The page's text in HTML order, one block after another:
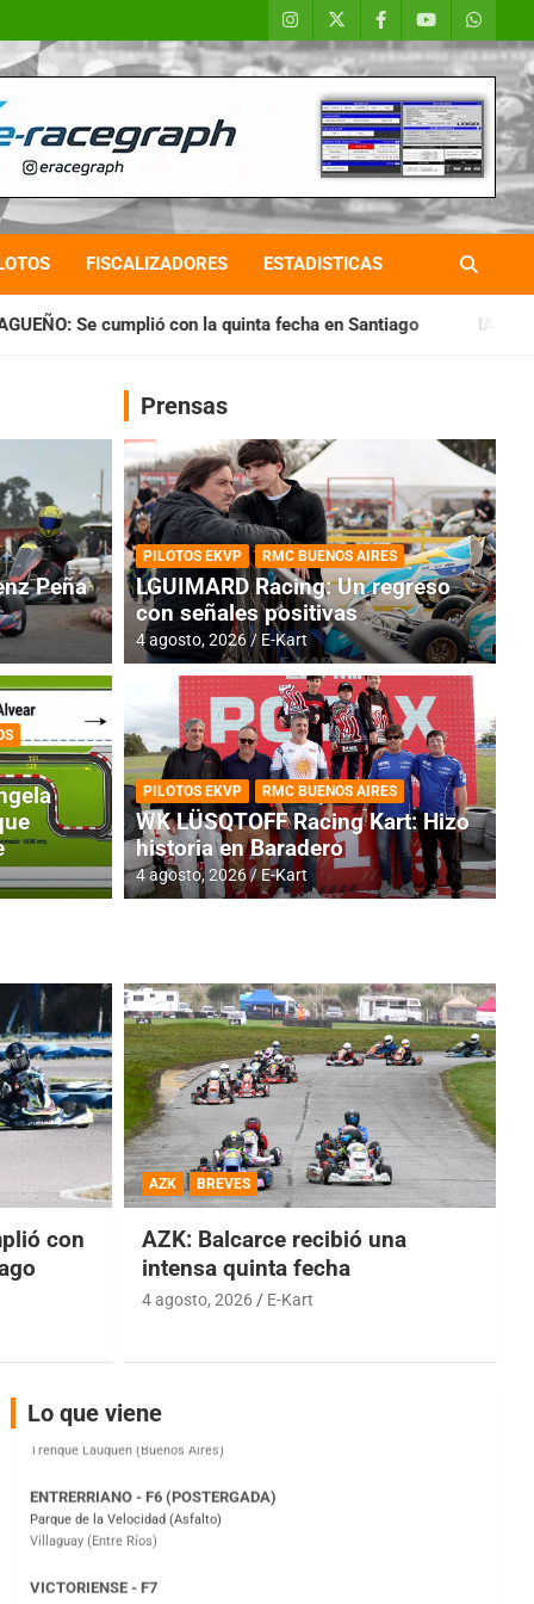
FISCALIZADORES ESTADISTICAS
fecha en Santiago IAME SERIES ARGENTINA:
RMC BUENOS AIRES
Cerró una jornada
Peña
Prensas
PILOTOS EKVP RMC BUENOS AIRES
LGUIMARD Racing: Un regreso
con señales positivas
4 agosto, 2026 E-Kart
PILOTOS EKVP RMC BUENOS AIRES
WK LÜSQTOFF Racing Kart: Hizo
historia en Baradero
4 agosto, 2026 E-Kart
con
AZK BREVES
AZK: Balcarce recibió una
intensa quinta fecha
4 agosto, 2026 E-Kart
Lo que viene
COBERTURA ESPECIAL DE E-KART.COM.AR
IAME SERIES ARGENTINA 6
Baradero (Buenos Aires)
Ciudad de Trenque Lauquen (Asfalto)
Parque de la Velocidad (Asfalto)
Villaguay (Entre Ríos)
El Cerro (Tierra)
Victoria (Entre Ríos)
Moto Club Reginense (Tierra)